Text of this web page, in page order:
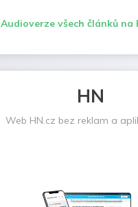
Audioverze všech článků na
HN
Web HN.cz bez reklam a